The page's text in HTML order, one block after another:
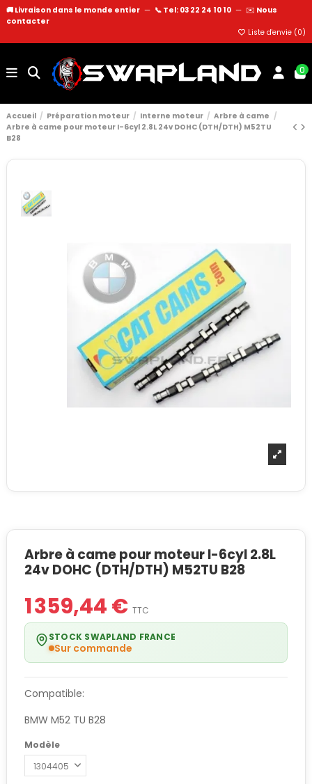
🚚 Livraison dans le monde entier — 📞 Tel: 03 22 24 10 10 — ✉️ Nous
contacter
Liste d'envie (0)
0
Accueil Préparation moteur Interne moteur
Arbre à came
Arbre à came pour moteur I-6cyl 2.8L 24v DOHC (DTH/DTH) M52TU
B28
Arbre à came pour moteur I-6cyl 2.8L
24v DOHC (DTH/DTH) M52TU B28
1 359,44 € TTC
STOCK SWAPLAND FRANCE
Sur commande
Compatible:
BMW M52 TU B28
Modèle